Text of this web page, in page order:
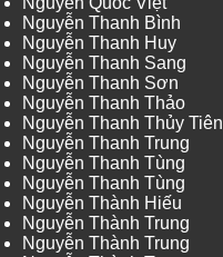
Nguyễn Thanh Bình
Nguyễn Thanh Huy
Nguyễn Thanh Sang
Nguyễn Thanh Sơn
Nguyễn Thanh Thảo
Nguyễn Thanh Thủy Tiên
Nguyễn Thanh Trung
Nguyễn Thanh Tùng
Nguyễn Thanh Tùng
Nguyễn Thành Hiếu
Nguyễn Thành Trung
Nguyễn Thành Trung